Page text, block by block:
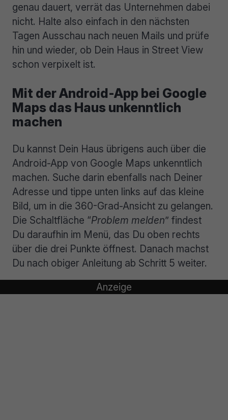
genau dauert, verrät das Unternehmen dabei
nicht. Halte also einfach in den nächsten
Tagen Ausschau nach neuen Mails und prüfe
hin und wieder, ob Dein Haus in Street View
schon verpixelt ist.
Mit der Android-App bei Google
Maps das Haus unkenntlich
machen
Du kannst Dein Haus übrigens auch über die
Android-App von Google Maps unkenntlich
machen. Suche darin ebenfalls nach Deiner
Adresse und tippe unten links auf das kleine
Bild, um in die 360-Grad-Ansicht zu gelangen.
Die Schaltfläche “Problem melden” findest
Du daraufhin im Menü, das Du oben rechts
über die drei Punkte öffnest. Danach machst
Du nach obiger Anleitung ab Schritt 5 weiter.